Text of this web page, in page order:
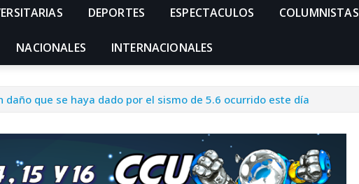
DEPORTES ESPECTACULOS COLUMNISTAS
NACIONALES INTERNACIONALES
que se haya dado por el sismo de 5.6 ocurrido este día